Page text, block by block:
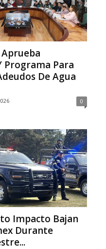
Programa Para
De Agua
0
Impacto Bajan
Durante